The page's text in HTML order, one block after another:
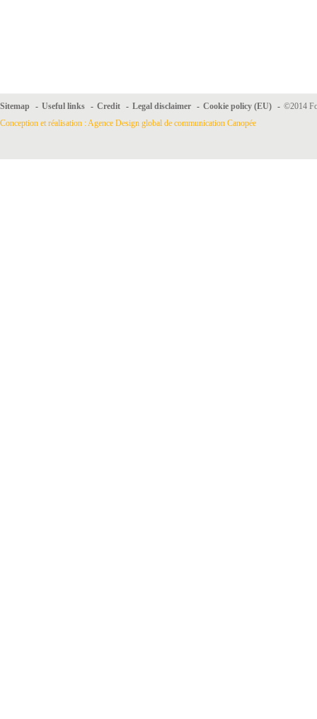
Sitemap - Useful links - Credit - Legal disclaimer - Cookie policy (EU) - ©2014
Conception et réalisation : Agence Design global de communication Canopée